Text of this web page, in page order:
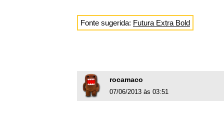
Fonte sugerida: Futura Extra Bold
rocamaco
07/06/2013 às 03:51